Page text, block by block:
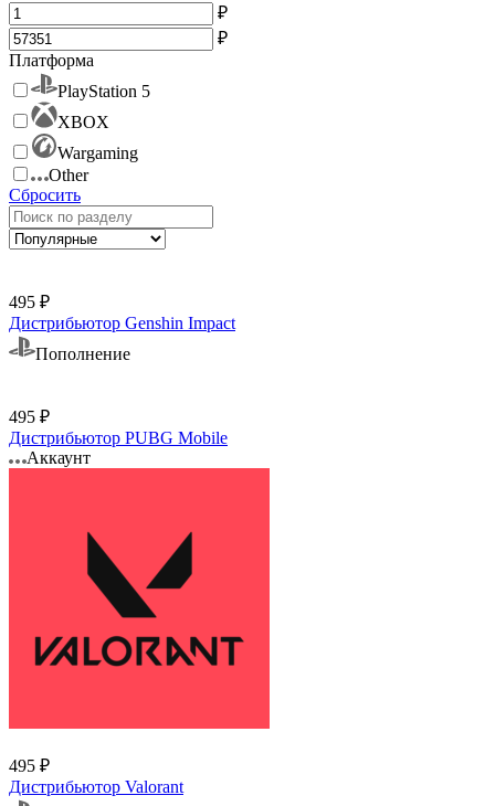
₽
₽
Платформа
PlayStation 5
XBOX
Wargaming
Other
Сбросить
495 ₽
Дистрибьютор Genshin Impact
Пополнение
495 ₽
Дистрибьютор PUBG Mobile
Аккаунт
495 ₽
Дистрибьютор Valorant